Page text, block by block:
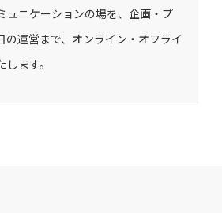
ュニケーションの場を、企画・プ
の運営まで、オンライン・オフライ
ます。